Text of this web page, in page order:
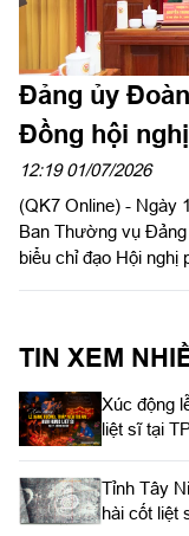
Đảng ủy
Đồng hội
2026
12:19 01/07/2026
(QK7 Online) - Ngày
Ban Thường vụ
biểu chỉ đạo Hội nghị
TIN XEM
Xúc động
liệt sĩ tại
Tỉnh Tây
hài cốt liệt